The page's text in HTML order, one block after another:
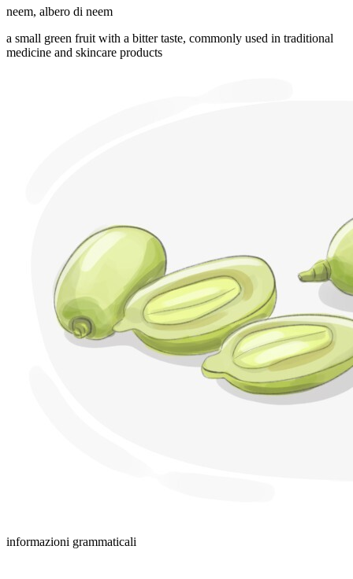
neem, albero di neem
a small green fruit with a bitter taste, commonly used in traditional
medicine and skincare products
informazioni grammaticali